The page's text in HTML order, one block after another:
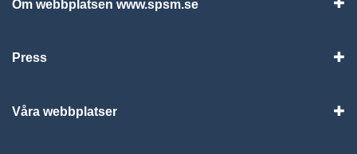
Om webbplatsen www.spsm.se
Press
Våra webbplatser